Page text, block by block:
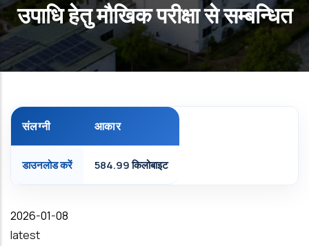
उप‍ाधि हेतु मौखिक परीक्षा से सम्‍बन्धित
संलग्नी आकार
डाउनलोड करें 584.99 किलोबाइट
Date
2026-01-08
latest